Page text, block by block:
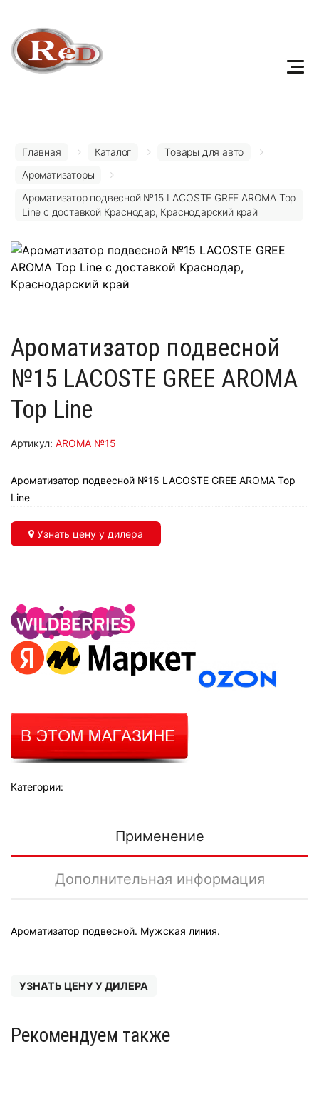
Главная Каталог
Товары для авто
Ароматизаторы
Ароматизатор подвесной №15 LACOSTE GREE AROMA Top
Line с доставкой Краснодар, Краснодарский край
Ароматизатор подвесной
№15 LACOSTE GREE AROMA
Top Line
Артикул: AROMA №15
Ароматизатор подвесной №15 LACOSTE GREE AROMA Top
Line
Узнать цену у дилера
Категории:
Применение
Дополнительная информация
Ароматизатор подвесной. Мужская линия.
УЗНАТЬ ЦЕНУ У ДИЛЕРА
Рекомендуем также